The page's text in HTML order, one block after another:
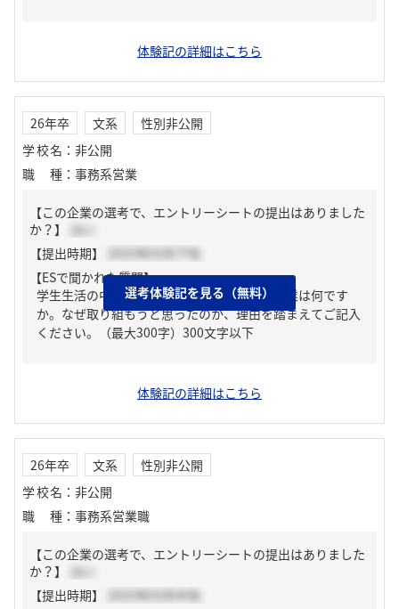
体験記の詳細はこちら
26年卒 文系
性別非公開
学校名 ： 非公開
職種 ： 事務系営業
【この企業の選考で、エントリーシートの提出はありました
か？】
はい
【提出時期】
2025年03月下旬
【ESで聞かれた質問】
学生生活の中で最も力を入れて取り組んだ学業は何です
か。なぜ取り組もうと思ったのか、理由を踏まえてご記入
ください。（最大300字）300文字以下
体験記の詳細はこちら
選考体験記を見る（無料）
26年卒 文系
性別非公開
学校名 ： 非公開
職種 ： 事務系営業職
【この企業の選考で、エントリーシートの提出はありました
か？】
はい
【提出時期】
2025年03月中旬